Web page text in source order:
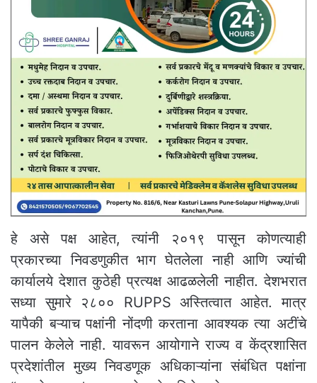
हे असे पक्ष आहेत, त्यांनी २०१९ पासून कोणत्याही
प्रकारच्या निवडणुकीत भाग घेतलेला नाही आणि ज्यांची
कार्यालये देशात कुठेही प्रत्यक्ष आढळलेली नाहीत. देशभरात
सध्या सुमारे २८०० RUPPS अस्तित्वात आहेत. मात्र
यापैकी बऱ्याच पक्षांनी नोंदणी करताना आवश्यक त्या अटींचे
पालन केलेले नाही. यावरून आयोगाने राज्य व केंद्रशासित
प्रदेशांतील मुख्य निवडणूक अधिकाऱ्यांना संबंधित पक्षांना